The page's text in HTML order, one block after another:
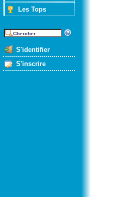
Les Tops
S'identifier
S'inscrire